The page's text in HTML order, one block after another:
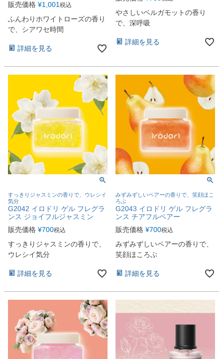
販売価格 ¥1,001 税込
ふんわりホワイトローズの香り
で、シアワセ時間
詳細を見る
やさしいベルガモットの香り
で、深呼吸
詳細を見る
すっきりジャスミンの香りで、ウレシイ
気分
G2042 イロドリ ゲル フレグラ
ンス ジョイフルジャスミン
販売価格 ¥700税込
すっきりジャスミンの香りで、
ウレシイ気分
詳細を見る
みずみずしいペアーの香りで、笑顔ほこ
ろぶ
G2043 イロドリ ゲル フレグラ
ンス チアフルペアー
販売価格 ¥700税込
みずみずしいペアーの香りで、
笑顔ほころぶ
詳細を見る